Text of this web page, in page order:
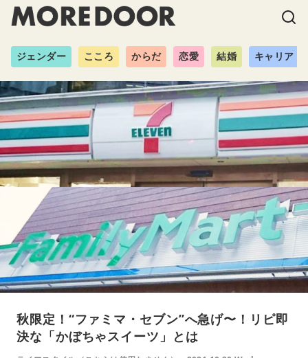
ジェンダー こころ からだ 恋愛 結婚 キャリア
秋限定！“ファミマ・セブン”へ急げ〜！リピ即
決な「かぼちゃスイーツ」とは